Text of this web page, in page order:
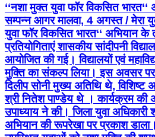
‘‘नशा मुक्त युवा फॉर विकसित भारत‘‘
सम्पन्न आगर मालवा, 4 अगस्त / मेरा
युवा फॉर विकसित भारत‘‘ अभियान के
प्रतियोगिताएं शासकीय सांदीपनी
आयोजित की गई। विद्यालयों एवं
मुक्ति का संकल्प लिया। इस अवसर
दिलीप सोनी मुख्‍य अतिथि थे, विशिष्ट
श्री नितेश पाण्डेय थे । कार्यक्रम की
उपाध्याय ने की। जिला युवा अधिकारी
अभियान की रूपरेखा पर प्रकाश